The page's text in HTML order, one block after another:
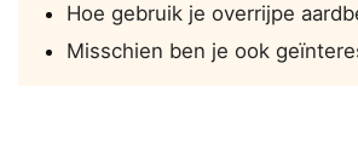
Hoe gebruik je overrijpe
Misschien ben je ook